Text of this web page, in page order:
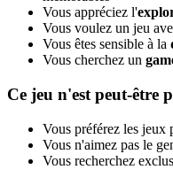
Vous appréciez l'
Vous voulez un jeu
Vous êtes sensible à la
Vous cherchez un
Ce jeu n'est peut-être
Vous préférez les jeux
Vous n'aimez pas le
Vous recherchez